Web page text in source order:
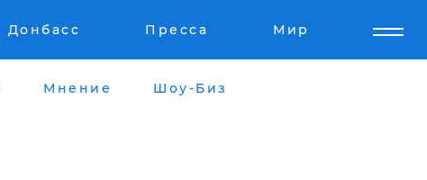
Донбасс Пресса Мир
Мнение Шоу-Биз